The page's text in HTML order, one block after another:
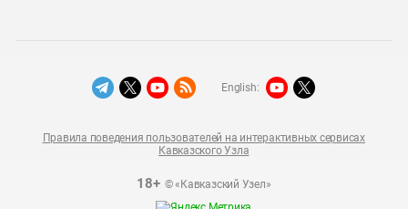
18+© «Кавказский Узел»
Правила поведения пользователей на интерактивных сервисах
Кавказского Узла
English: